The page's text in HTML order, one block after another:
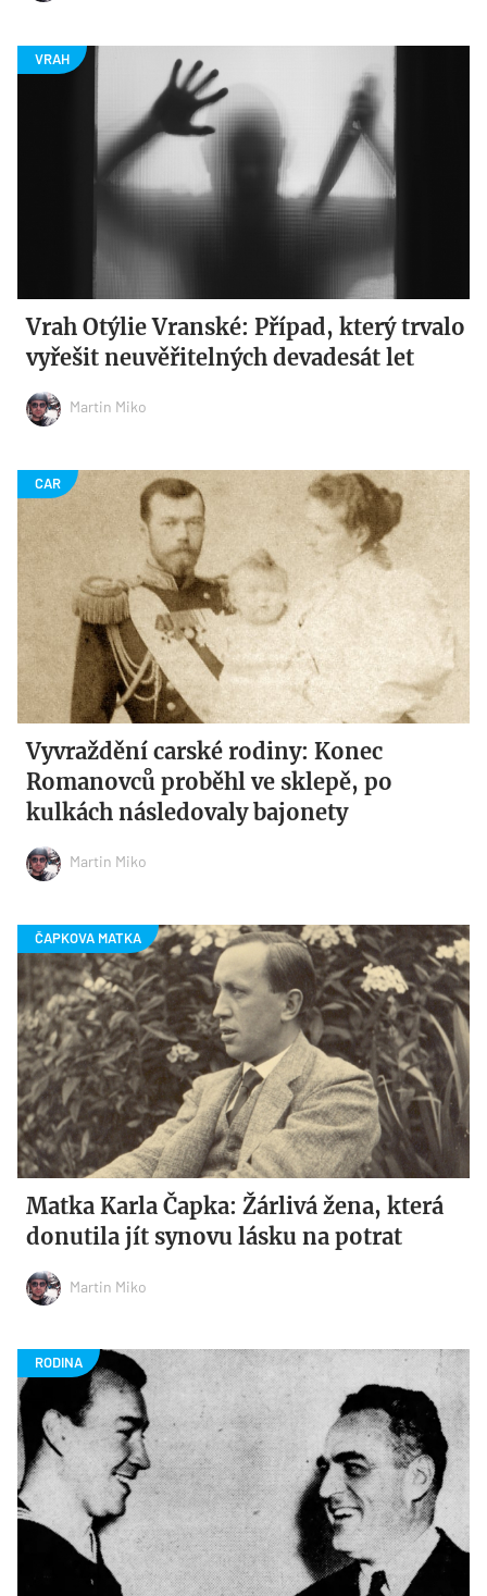
Vrah Otýlie Vranské: Případ, který trvalo
vyřešit neuvěřitelných devadesát let
Martin Miko
Vyvraždění carské rodiny: Konec
Romanovců proběhl ve sklepě, po
kulkách následovaly bajonety
Martin Miko
Matka Karla Čapka: Žárlivá žena, která
donutila jít synovu lásku na potrat
Martin Miko